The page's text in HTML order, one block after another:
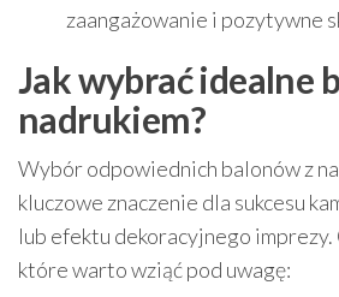
zaangażowanie i pozytywne
Jak wybrać idealne
nadrukiem?
Wybór odpowiednich balonów z
kluczowe znaczenie dla sukcesu
lub efektu dekoracyjnego
które warto wziąć pod uwagę: